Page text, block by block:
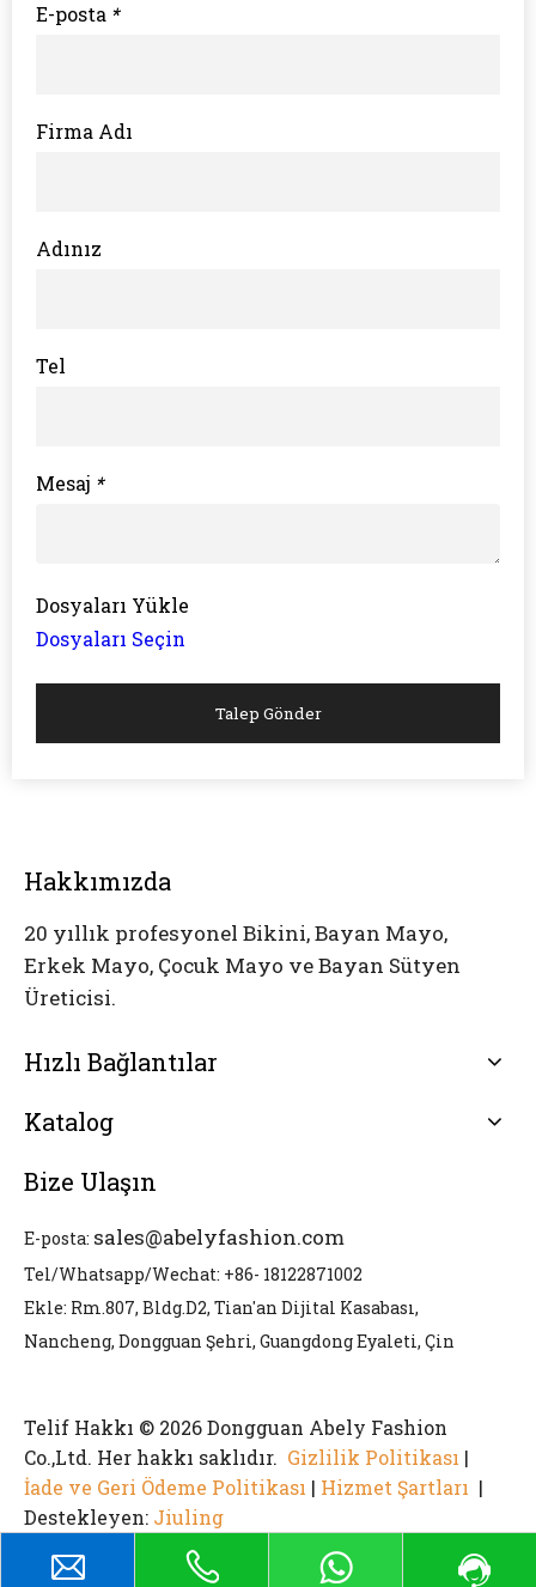
*
E-posta
Firma Adı
Adınız
Tel
*
Mesaj
Dosyaları Yükle
Dosyaları Seçin
Talep Gönder
Hakkımızda
20 yıllık profesyonel Bikini, Bayan Mayo,
Erkek Mayo, Çocuk Mayo ve Bayan Sütyen
Üreticisi.
Hızlı Bağlantılar
Katalog
Bize Ulaşın
E-posta: sales@abelyfashion.com
Tel/Whatsapp/Wechat: +86- 18122871002
Ekle: Rm.807, Bldg.D2, Tian'an Dijital Kasabası,
Nancheng, Dongguan Şehri, Guangdong Eyaleti, Çin
Telif Hakkı © 2026 Dongguan Abely Fashion
Co.,Ltd. Her hakkı saklıdır. Gizlilik Politikası |
İade ve Geri Ödeme Politikası | Hizmet Şartları |
Destekleyen: Jiuling